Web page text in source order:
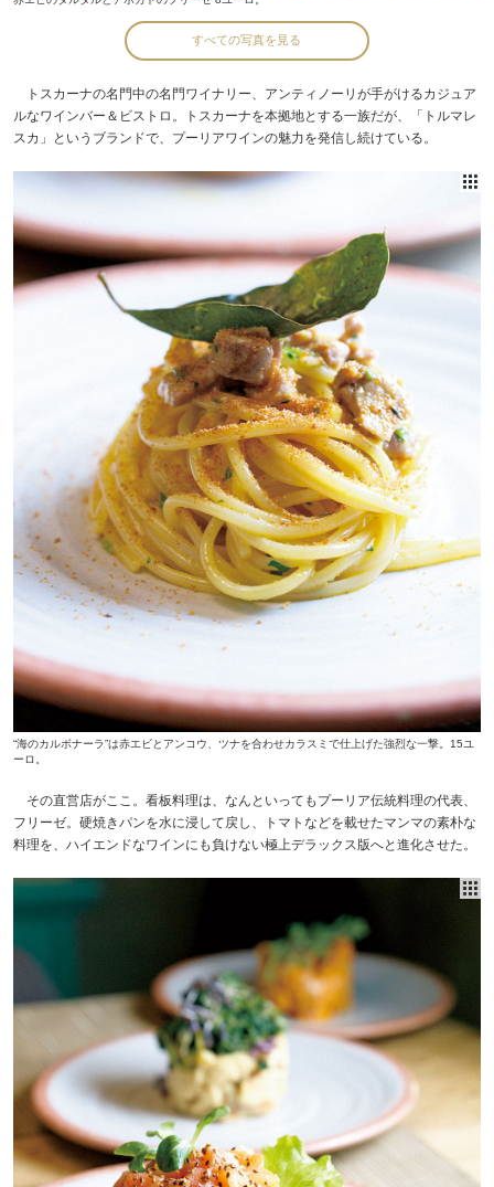
すべての写真を見る
トスカーナの名門中の名門ワイナリー、アンティノーリが手がけるカジュア
ルなワインバー＆ビストロ。トスカーナを本拠地とする一族だが、「トルマレ
スカ」というブランドで、プーリアワインの魅力を発信し続けている。
“海のカルボナーラ”は赤エビとアンコウ、ツナを合わせカラスミで仕上げた強烈な一撃。15ユ
ーロ。
その直営店がここ。看板料理は、なんといってもプーリア伝統料理の代表、
フリーゼ。硬焼きパンを水に浸して戻し、トマトなどを載せたマンマの素朴な
料理を、ハイエンドなワインにも負けない極上デラックス版へと進化させた。